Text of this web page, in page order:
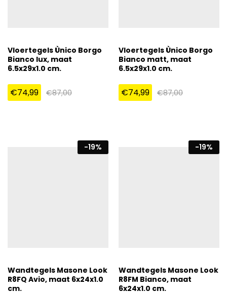
Vloertegels Ùnico Borgo
Bianco lux, maat
6.5x29x1.0 cm.
€74,99 €87,00
Vloertegels Ùnico Borgo
Bianco matt, maat
6.5x29x1.0 cm.
€74,99 €87,00
-19%
Wandtegels Masone Look
R8FQ Avio, maat 6x24x1.0
cm.
-19%
Wandtegels Masone Look
R8FM Bianco, maat
6x24x1.0 cm.